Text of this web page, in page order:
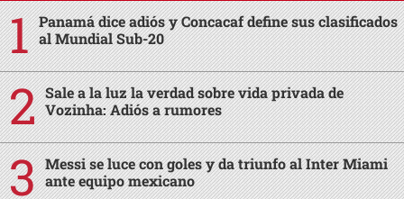
Panamá dice adiós y Concacaf define sus clasificados
al Mundial Sub-20
Sale a la luz la verdad sobre vida privada de
Vozinha: Adiós a rumores
Messi se luce con goles y da triunfo al Inter Miami
ante equipo mexicano